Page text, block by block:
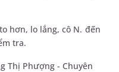
hơn, lo lắng, cô N. đến
tra.
Thị Phượng - Chuyên